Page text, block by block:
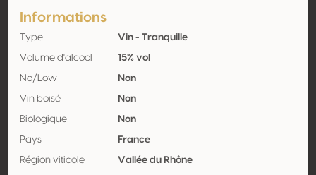
Informations
Type Vin - Tranquille
Volume d'alcool 15% vol
No/Low Non
Vin boisé Non
Biologique Non
Pays France
Région viticole Vallée du Rhône